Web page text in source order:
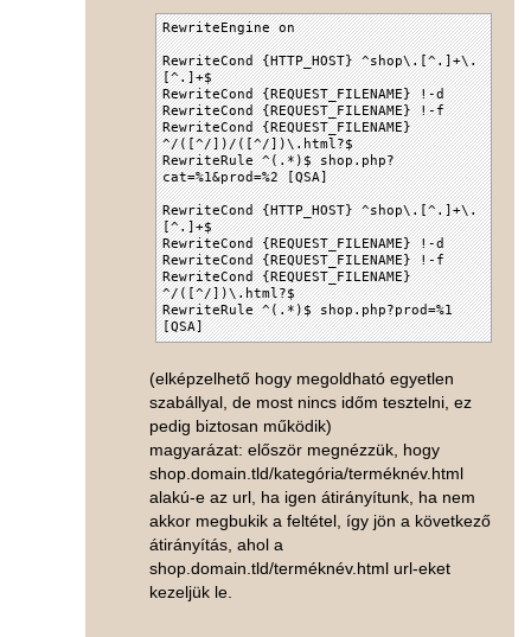
RewriteEngine on
RewriteCond {HTTP_HOST} ^shop\.[^.]+\.
[^.]+$
RewriteCond {REQUEST_FILENAME} !-d
RewriteCond {REQUEST_FILENAME} !-f
RewriteCond {REQUEST_FILENAME}
^/([^/])/([^/])\.html?$
RewriteRule ^(.*)$ shop.php?
cat=%1&prod=%2 [QSA]
RewriteCond {HTTP_HOST} ^shop\.[^.]+\.
[^.]+$
RewriteCond {REQUEST_FILENAME} !-d
RewriteCond {REQUEST_FILENAME} !-f
RewriteCond {REQUEST_FILENAME}
^/([^/])\.html?$
RewriteRule ^(.*)$ shop.php?prod=%1
[QSA]
(elképzelhető hogy megoldható egyetlen
szabállyal, de most nincs időm tesztelni, ez
pedig biztosan működik)
magyarázat: először megnézzük, hogy
shop.domain.tld/kategória/terméknév.html
alakú-e az url, ha igen átirányítunk, ha nem
akkor megbukik a feltétel, így jön a következő
átirányítás, ahol a
shop.domain.tld/terméknév.html url-eket
kezeljük le.